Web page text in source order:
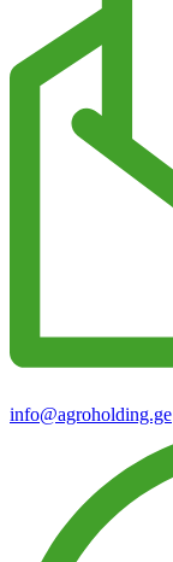
info@agroholding.ge